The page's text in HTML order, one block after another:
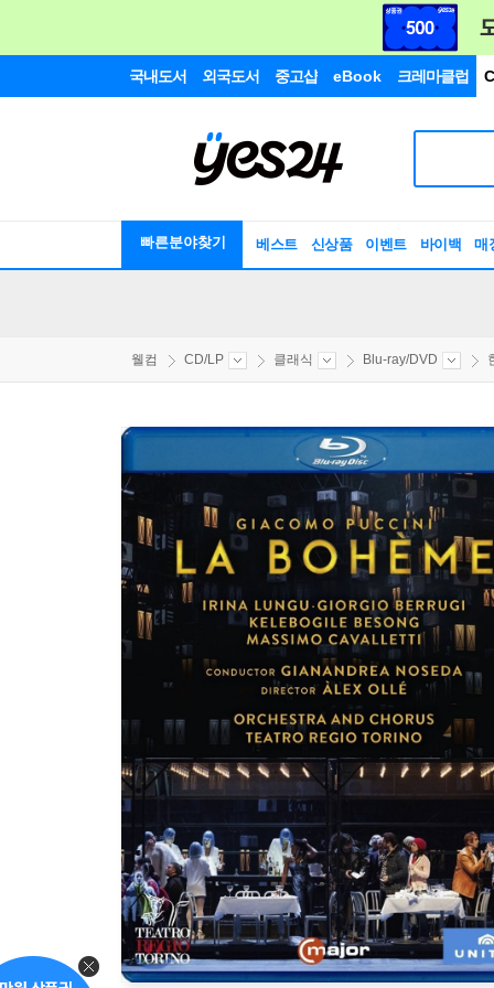
국내도서 외국도서 중고샵 eBook 크레마클럽
빠른분야찾기 베스트 신상품 이벤트 바이백 매
웰컴 CD/LP 클래식 Blu-ray/DVD